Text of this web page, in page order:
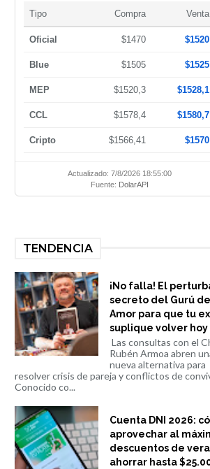
Tipo Compra Venta
Oficial $1470 $1520
Blue $1505 $1525
MEP $1520,3 $1528,1
CCL $1578,4 $1580,7
Cripto $1566,41 $1570
Actualizado: 7/8/2026 18:55:00
Fuente: DolarAPI
TENDENCIA
¡No falla! El
secreto del Gurú
Amor para que tu
suplique volver hoy
Las consultas con el
Rubén Armoa abren
nueva alternativa para
resolver crisis de pareja y conflictos de
Conocido co...
Cuenta DNI 2026:
aprovechar al
descuentos de
ahorrar hasta